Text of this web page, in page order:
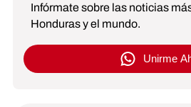
Infórmate sobre las noticias
Honduras y el mundo.
Unirme